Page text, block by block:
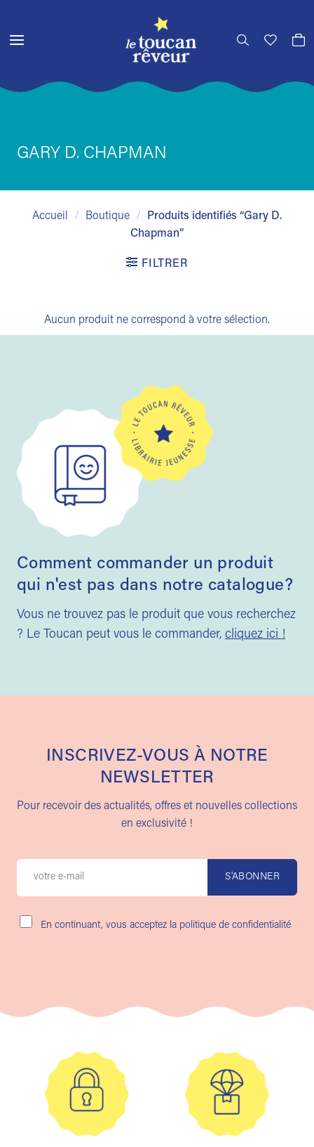
contenu
GARY D. CHAPMAN
Accueil / Boutique /
Produits identifiés “Gary D.
Chapman”
FILTRER
Aucun produit ne correspond à votre sélection.
Comment commander un produit
qui n'est pas dans notre catalogue?
Vous ne trouvez pas le produit que vous recherchez
? Le Toucan peut vous le commander, cliquez ici !
INSCRIVEZ-VOUS À NOTRE
NEWSLETTER
Pour recevoir des actualités, offres et nouvelles collections
en exclusivité !
En continuant, vous acceptez la politique de confidentialité